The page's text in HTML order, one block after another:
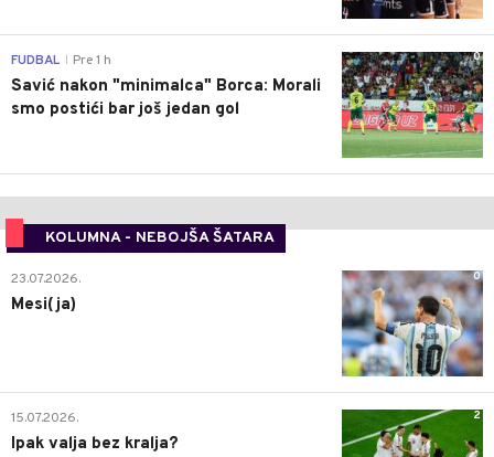
0
FUDBAL Pre 1 h
Savić nakon "minimalca" Borca: Morali
smo postići bar još jedan gol
KOLUMNA - NEBOJŠA ŠATARA
0
23.07.2026.
Mesi(ja)
2
15.07.2026.
Ipak valja bez kralja?